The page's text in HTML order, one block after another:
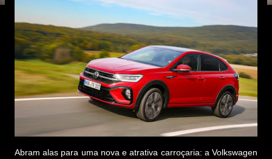
Abram alas para uma nova e atrativa carroçaria: a Volkswagen